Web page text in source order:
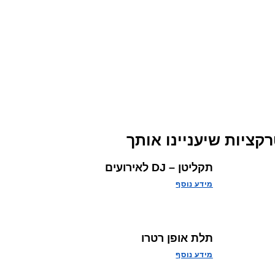
שיעניינו אותך
תקליטן – DJ לאירועים
מידע נוסף
תלת אופן רטרו
מידע נוסף